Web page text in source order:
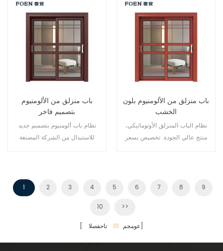
الأبواب لتلبية الاحتياجات المعمارية
المختلفة.
باب منزلق من الألومنيوم
بتصميم فاخر
نظام باب ألومنيوم بتصميم جديد
للاستبدال من الشركة المصنعة
باب منزلق من الألومنيوم بلون
الخشب
نظام الباب المنزلق الأوتوماتيكي،
منتج عالي الجودة. تخصيص بسعر
1 2 3 4 5 6 7 8 9
10 >>
[ عومجم 10 تاحفصلا]